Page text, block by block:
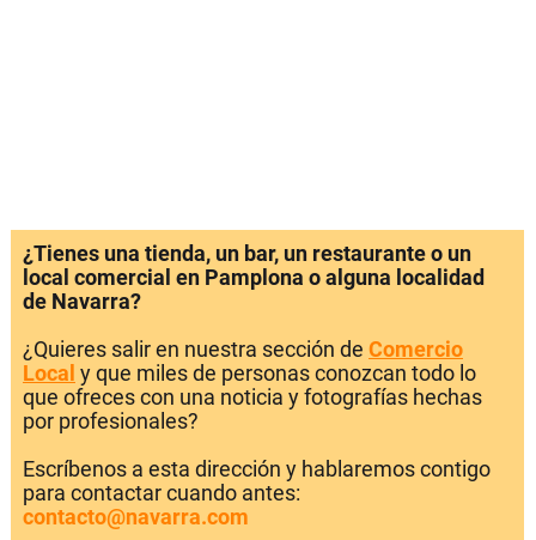
¿Tienes una tienda, un bar, un restaurante o un
local comercial en Pamplona o alguna localidad
de Navarra?
¿Quieres salir en nuestra sección de Comercio
Local y que miles de personas conozcan todo lo
que ofreces con una noticia y fotografías hechas
por profesionales?
Escríbenos a esta dirección y hablaremos contigo
para contactar cuando antes:
contacto@navarra.com